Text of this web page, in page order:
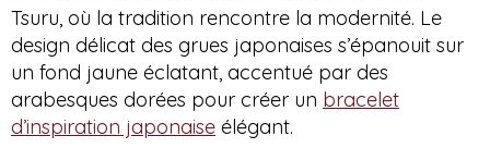
Tsuru, où la tradition rencontre la modernité. Le
design délicat des grues japonaises s’épanouit sur
un fond jaune éclatant, accentué par des
arabesques dorées pour créer un bracelet
d’inspiration japonaise élégant.